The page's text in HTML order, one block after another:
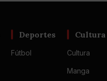
Deportes
Fútbol
Cultura
Cultura
Manga